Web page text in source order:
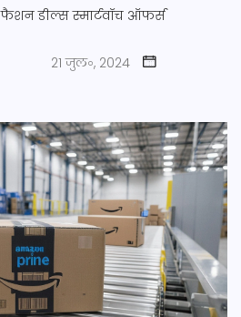
फैशन डील्स स्मार्टवॉच ऑफर्स
21 जुल॰, 2024